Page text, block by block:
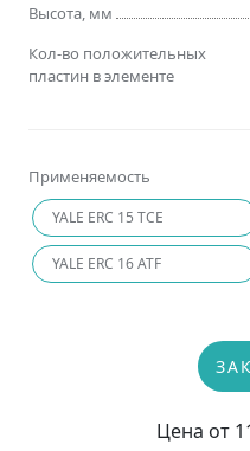
Высота, мм
Применяемость
YALE ERC 15 TCE
YALE ERC 16 ATF
Кол-во положительных
пластин в элементе
Цена от